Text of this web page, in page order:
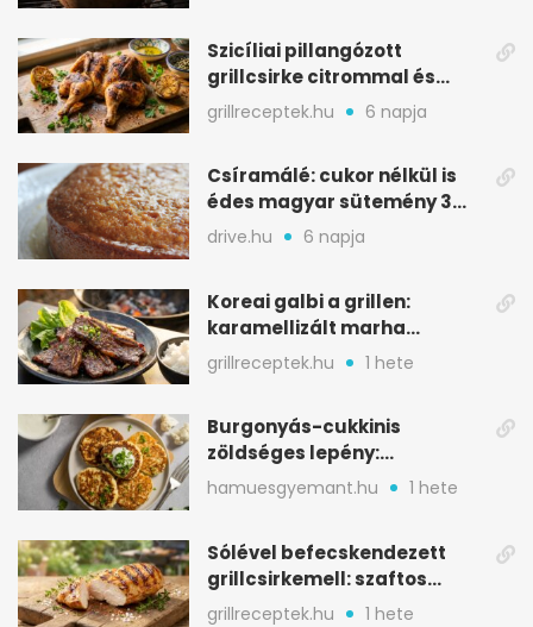
Szicíliai pillangózott
grillcsirke citrommal és
oregánóval
grillreceptek.hu 6 napja
Csíramálé: cukor nélkül is
édes magyar sütemény 3
alapanyagból
drive.hu 6 napja
Koreai galbi a grillen:
karamellizált marha
rövidborda gyorsan
grillreceptek.hu 1 hete
Burgonyás-cukkinis
zöldséges lepény:
aranybarna, szaftos, hús
nélkül is
hamuesgyemant.hu 1 hete
Sólével befecskendezett
grillcsirkemell: szaftos
marad, nem szárad ki
grillreceptek.hu 1 hete